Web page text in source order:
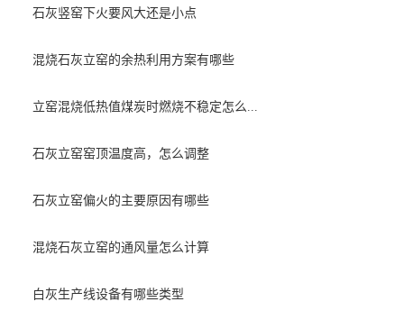
石灰竖窑下火要风大还是小点
混烧石灰立窑的余热利用方案有哪些
立窑混烧低热值煤炭时燃烧不稳定怎么...
石灰立窑窑顶温度高，怎么调整
石灰立窑偏火的主要原因有哪些
混烧石灰立窑的通风量怎么计算
白灰生产线设备有哪些类型